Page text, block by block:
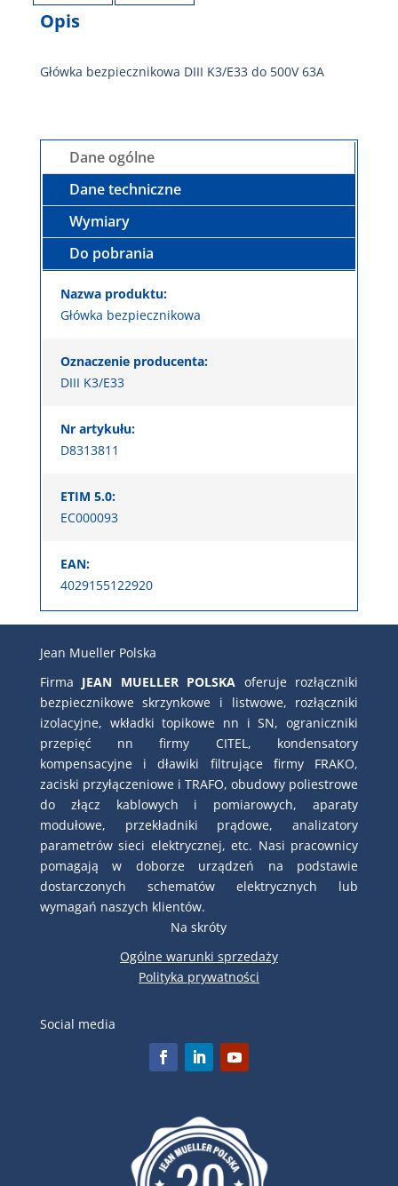
Opis
Główka bezpiecznikowa DIII K3/E33 do 500V 63A
Dane ogólne
Dane techniczne
Wymiary
Do pobrania
Nazwa produktu:
Główka bezpiecznikowa
Oznaczenie producenta:
DIII K3/E33
Nr artykułu:
D8313811
ETIM 5.0:
EC000093
EAN:
4029155122920
Jean Mueller Polska
Firma JEAN MUELLER POLSKA oferuje rozłączniki
bezpiecznikowe skrzynkowe i listwowe, rozłączniki
izolacyjne, wkładki topikowe nn i SN, ograniczniki
przepięć nn firmy CITEL, kondensatory
kompensacyjne i dławiki filtrujące firmy FRAKO,
zaciski przyłączeniowe i TRAFO, obudowy poliestrowe
do złącz kablowych i pomiarowych, aparaty
modułowe, przekładniki prądowe, analizatory
parametrów sieci elektrycznej, etc. Nasi pracownicy
pomagają w doborze urządzeń na podstawie
dostarczonych schematów elektrycznych lub
wymagań naszych klientów.
Na skróty
Ogólne warunki sprzedaży
Polityka prywatności
Social media